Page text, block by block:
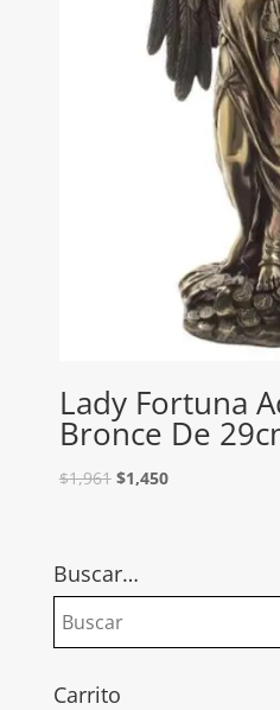
Lady Fortuna
Bronce De
$1,961 $1,450
Buscar…
Carrito